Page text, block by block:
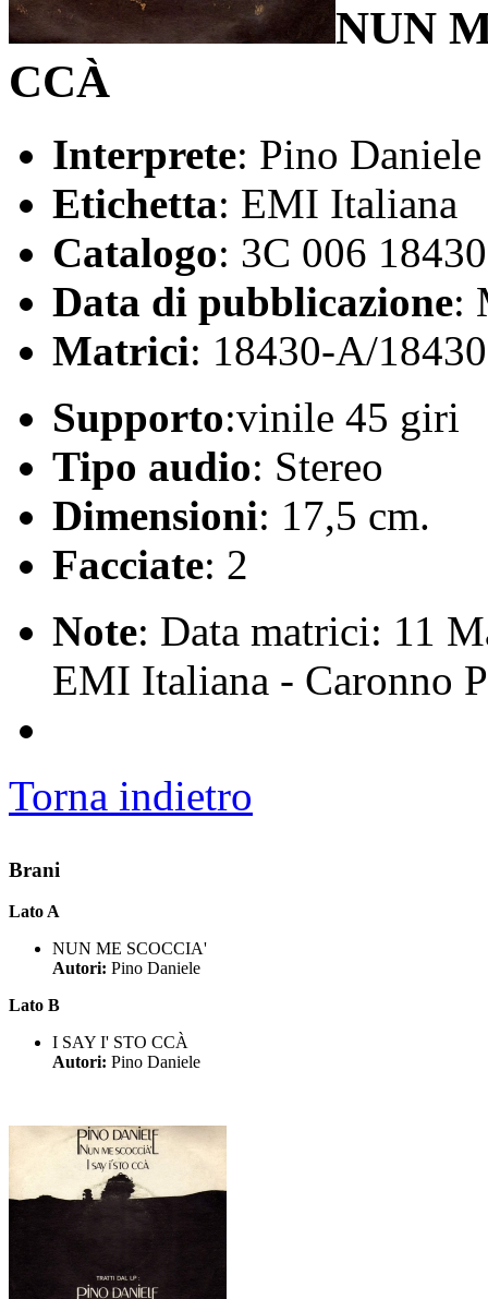
NUN
CCÀ
Interprete: Pino Daniele
Etichetta: EMI Italiana
Catalogo: 3C 006 18430
Data di pubblicazione:
Matrici: 18430-A/
Supporto:vinile 45 giri
Tipo audio: Stereo
Dimensioni: 17,5 cm.
Facciate: 2
Note: Data matrici: 11
EMI Italiana - Caronno
Torna indietro
Brani
Lato A
NUN ME SCOCCIA'
Autori: Pino Daniele
Lato B
I SAY I' STO CCÀ
Autori: Pino Daniele